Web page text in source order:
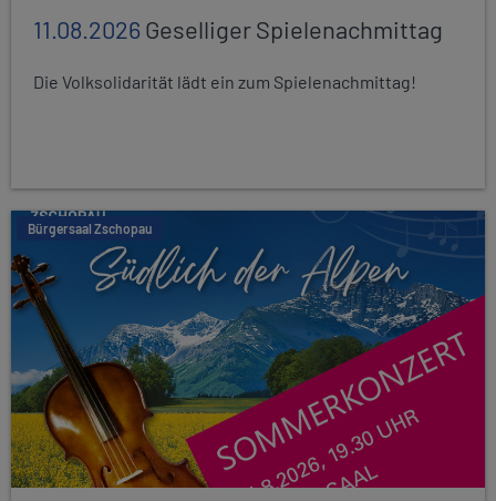
11.08.2026Geselliger Spielenachmittag
Die Volksolidarität lädt ein zum Spielenachmittag!
Bürgersaal Zschopau